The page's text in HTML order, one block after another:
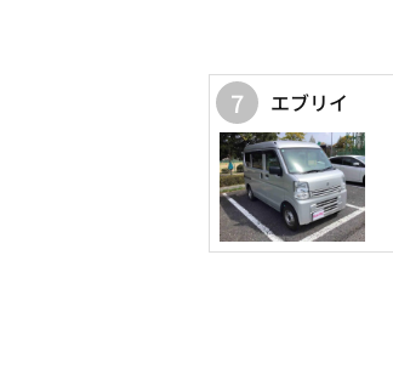
7 エブリイ